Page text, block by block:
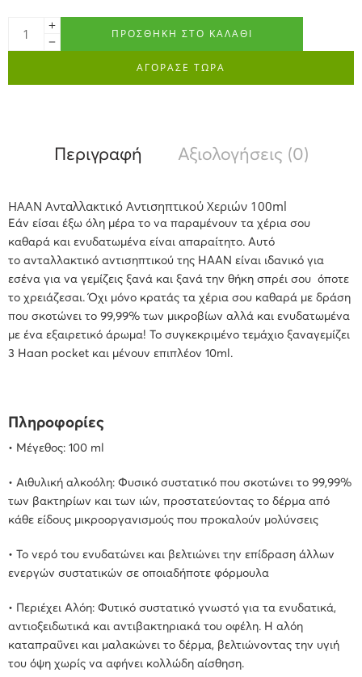
ΠΡΟΣΘΉΚΗ ΣΤΟ ΚΑΛΆΘΙ
ΑΓΟΡΑΣΕ ΤΩΡΑ
Περιγραφή Αξιολογήσεις (0)
HAAN Ανταλλακτικό Αντισηπτικού Χεριών 100ml
Εάν είσαι έξω όλη μέρα το να παραμένουν τα χέρια σου
καθαρά και ενυδατωμένα είναι απαραίτητο. Αυτό
το ανταλλακτικό αντισηπτικού της HAAN είναι ιδανικό για
εσένα για να γεμίζεις ξανά και ξανά την θήκη σπρέι σου όποτε
το χρειάζεσαι. Όχι μόνο κρατάς τα χέρια σου καθαρά με δράση
που σκοτώνει το 99,99% των μικροβίων αλλά και ενυδατωμένα
με ένα εξαιρετικό άρωμα! Το συγκεκριμένο τεμάχιο ξαναγεμίζει
3 Haan pocket και μένουν επιπλέον 10ml.
Πληροφορίες
• Μέγεθος: 100 ml
• Aιθυλική αλκοόλη: Φυσικό συστατικό που σκοτώνει το 99,99%
των βακτηρίων και των ιών, προστατεύοντας το δέρμα από
κάθε είδους μικροοργανισμούς που προκαλούν μολύνσεις
• Το νερό του ενυδατώνει και βελτιώνει την επίδραση άλλων
ενεργών συστατικών σε οποιαδήποτε φόρμουλα
• Περιέχει Αλόη: Φυτικό συστατικό γνωστό για τα ενυδατικά,
αντιοξειδωτικά και αντιβακτηριακά του οφέλη. Η αλόη
καταπραΰνει και μαλακώνει το δέρμα, βελτιώνοντας την υγιή
του όψη χωρίς να αφήνει κολλώδη αίσθηση.